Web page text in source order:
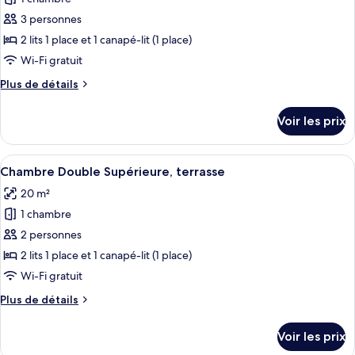
balcon
ce
type
de
chambre :
Appartement,
balcon
3 personnes
2 lits 1 place et 1 canapé-lit (1 place)
Wi-Fi gratuit
Plus de détails
Plus
le
type
de
Appartement,
chambre,
balcon
Voir les prix
Afficher
toutes
les
photos
pour
ce
type
chambre :
Une chambre d’hôtel avec un lit, un
8
Chambre Double Supérieure, terrasse
20 m²
1 chambre
2 personnes
2 lits 1 place et 1 canapé-lit (1 place)
Wi-Fi gratuit
Plus de détails
Plus
Voir les prix